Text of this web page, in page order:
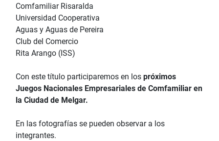
Comfamiliar Risaralda
Universidad Cooperativa
Aguas y Aguas de Pereira
Club del Comercio
Rita Arango (ISS)
Con este título participaremos en los próximos
Juegos Nacionales Empresariales de Comfamiliar en
la Ciudad de Melgar.
En las fotografías se pueden observar a los
integrantes.